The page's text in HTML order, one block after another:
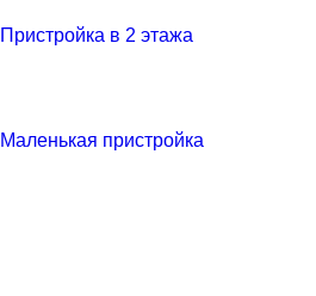
Пристройка в 2 этажа
Маленькая пристройка